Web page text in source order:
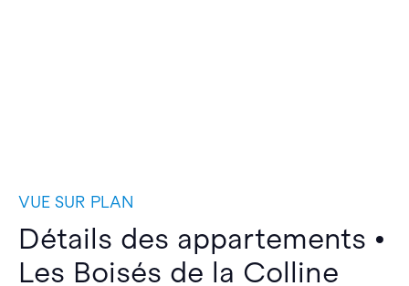
VUE SUR PLAN
Détails des appartements •
Les Boisés de la Colline